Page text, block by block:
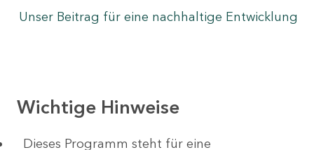
Unser Beitrag für eine nachhaltige Entwicklung
Wichtige Hinweise
Dieses Programm steht für eine